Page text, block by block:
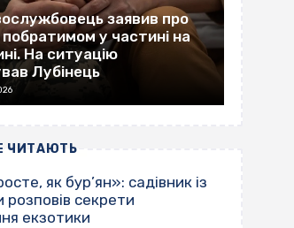
заявив про
у частині на
На ситуацію
Лубінець
ЧИТАЮТЬ
як бур’ян»: садівник із
секрети
екзотики